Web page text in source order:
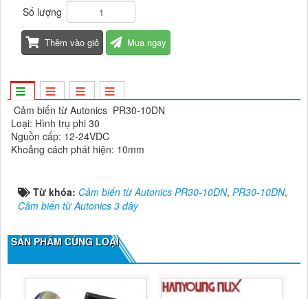
Số lượng
Thêm vào giỏ Mua ngay
Cảm biến từ Autonics PR30-10DN
Loại: Hình trụ phi 30
Nguồn cấp: 12-24VDC
Khoảng cách phát hiện: 10mm
Từ khóa: Cảm biến từ Autonics PR30-10DN, PR30-10DN,
Cảm biến từ Autonics 3 dây
SẢN PHẨM CÙNG LOẠI